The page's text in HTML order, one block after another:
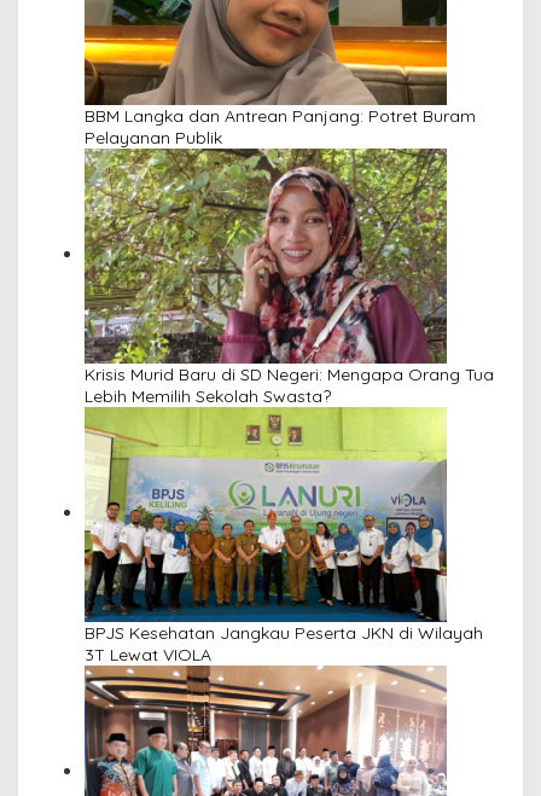
BBM Langka dan Antrean Panjang: Potret Buram
Pelayanan Publik
Krisis Murid Baru di SD Negeri: Mengapa Orang Tua
Lebih Memilih Sekolah Swasta?
BPJS Kesehatan Jangkau Peserta JKN di Wilayah
3T Lewat VIOLA